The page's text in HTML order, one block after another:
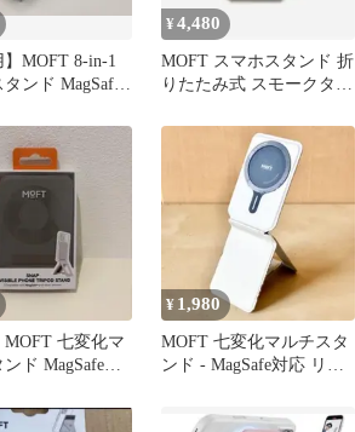
】MOFT 8-in-1
ンド MagSafe
¥4,480
MOFT スマホスタンド 折
りたたみ式 スモークター
MOFT 七変化マ
ド MagSafe
¥ 1,980
MOFT 七変化マルチスタ
ンド - MagSafe対応 リン